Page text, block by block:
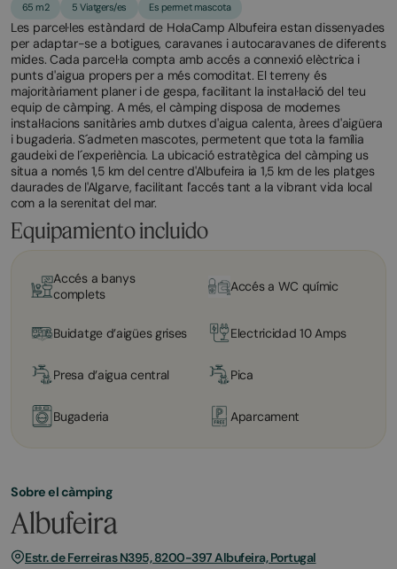
65 m2 5 Viatgers/es Es permet mascota
Les parcel·les estàndard de HolaCamp Albufeira estan dissenyades
per adaptar-se a botigues, caravanes i autocaravanes de diferents
mides. Cada parcel·la compta amb accés a connexió elèctrica i
punts d'aigua propers per a més comoditat. El terreny és
majoritàriament planer i de gespa, facilitant la instal·lació del teu
equip de càmping. A més, el càmping disposa de modernes
instal·lacions sanitàries amb dutxes d'aigua calenta, àrees d'aigüera
i bugaderia. S´admeten mascotes, permetent que tota la família
gaudeixi de l´experiència. La ubicació estratègica del càmping us
situa a només 1,5 km del centre d'Albufeira ia 1,5 km de les platges
daurades de l'Algarve, facilitant l'accés tant a la vibrant vida local
com a la serenitat del mar.
Equipamiento incluido
Accés a banys
complets
Accés a WC químic
Buidatge d’aigües grises Electricidad 10 Amps
Presa d’aigua central Pica
Bugaderia Aparcament
Sobre el càmping
Albufeira
Estr. de Ferreiras N395, 8200-397 Albufeira, Portugal